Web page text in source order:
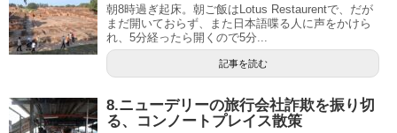
朝8時過ぎ起床。朝ご飯はLotus Restaurentで、だが
まだ開いておらず、また日本語喋る人に声をかけら
れ、5分経ったら開くので5分...
記事を読む
8.ニューデリーの旅行会社詐欺を振り切
る、コンノートプレイス散策